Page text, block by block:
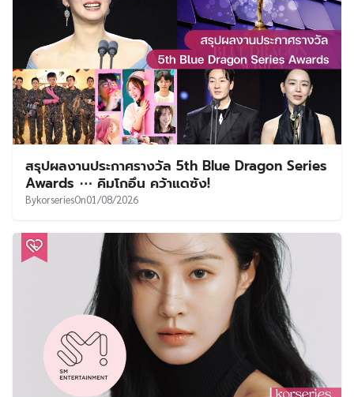
สรุปผลงานประกาศรางวัล 5th Blue Dragon Series
Awards ⋯ คิมโกอึน คว้าแดซัง!
BykorseriesOn01/08/2026